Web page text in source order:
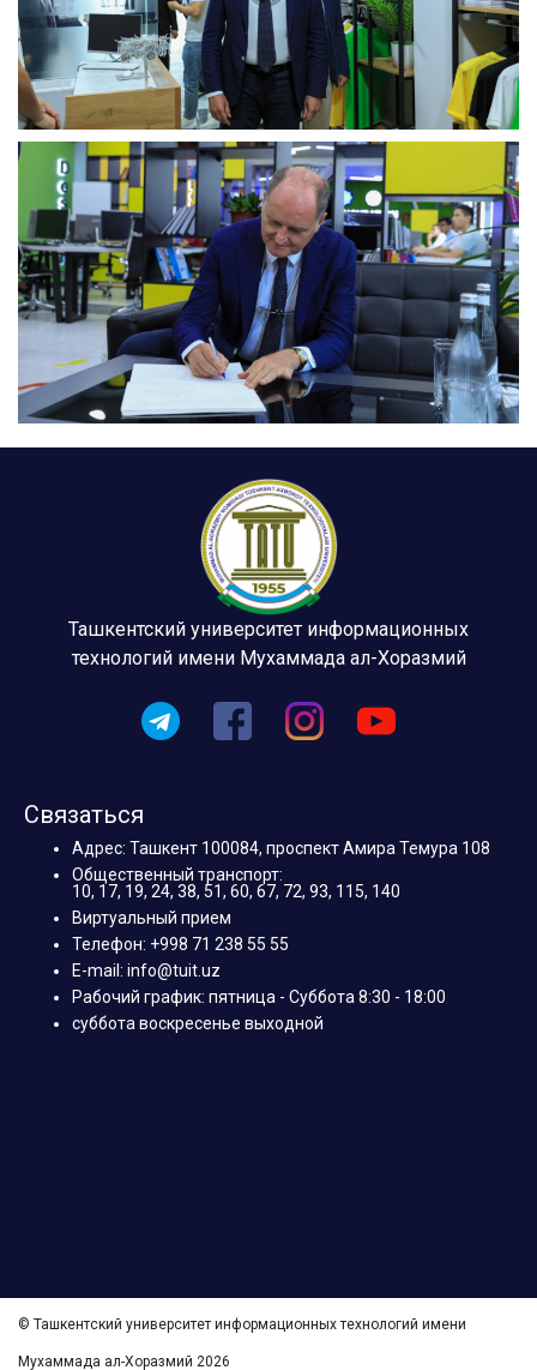
Ташкентский университет информационных
технологий имени Мухаммада ал-Хоразмий
Связаться
Адрес: Ташкент 100084, проспект Амира Темура 108
Общественный транспорт:
10, 17, 19, 24, 38, 51, 60, 67, 72, 93, 115, 140
Виртуальный прием
Телефон: +998 71 238 55 55
E-mail: info@tuit.uz
Рабочий график: пятница - Суббота 8:30 - 18:00
суббота воскресенье выходной
© Ташкентский университет информационных технологий имени
Мухаммада ал-Хоразмий 2026